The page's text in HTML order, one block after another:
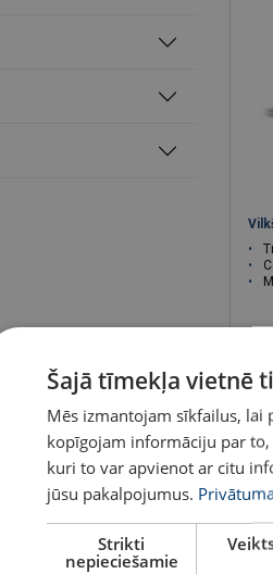
Šajā tīmekļa vietnē
Mēs izmantojam sīkfailus, lai
kopīgojam informāciju par
kuri to var apvienot ar citu
jūsu pakalpojumus.
Strikti
nepieciešamie